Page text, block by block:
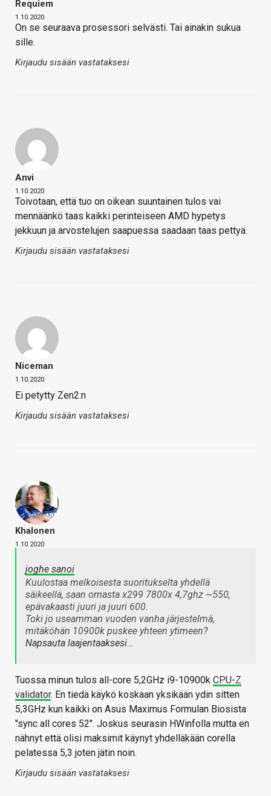
Requiem
1.10.2020
On se seuraava prosessori selvästi. Tai ainakin sukua
sille.
Kirjaudu sisään vastataksesi
Anvi
1.10.2020
Toivotaan, että tuo on oikean suuntainen tulos vai
mennäänkö taas kaikki perinteiseen AMD hypetys
jekkuun ja arvostelujen saapuessa saadaan taas pettyä.
Kirjaudu sisään vastataksesi
Niceman
1.10.2020
Ei petytty Zen2:n
Kirjaudu sisään vastataksesi
Khalonen
1.10.2020
joghe sanoi
Kuulostaa melkoisesta suoritukselta yhdellä
säikeellä, saan omasta x299 7800x 4,7ghz ~550,
epävakaasti juuri ja juuri 600.
Toki jo useamman vuoden vanha järjestelmä,
mitäköhän 10900k puskee yhteen ytimeen?
Napsauta laajentaaksesi…
Tuossa minun tulos all-core 5,2GHz i9-10900k CPU-Z
validator. En tiedä käykö koskaan yksikään ydin sitten
5,3GHz kun kaikki on Asus Maximus Formulan Biosista
"sync all cores 52". Joskus seurasin HWinfolla mutta en
nähnyt että olisi maksimit käynyt yhdelläkään corella
pelatessa 5,3 joten jätin noin.
Kirjaudu sisään vastataksesi